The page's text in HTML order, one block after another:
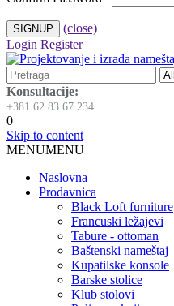
(close)
Login Register
Konsultacije:
+381 62 83 67 234
0
Skip to content
MENUMENU
Naslovna
Prodavnica
Black Loft furniture
Francuski ležajevi
Tabure - ottoman
Baštenski nameštaj
Kupatilske konsole
Barske stolice
Klub stolovi